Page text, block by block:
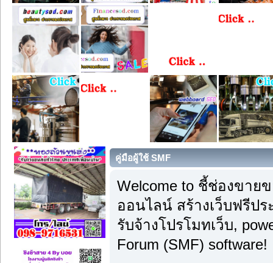
คู่มือผู้ใช้ SMF
Welcome to ชี้ช่องขาย
ออนไลน์ สร้างเว็บฟรีป
รับจ้างโปรโมทเว็บ,
Forum (SMF) software!